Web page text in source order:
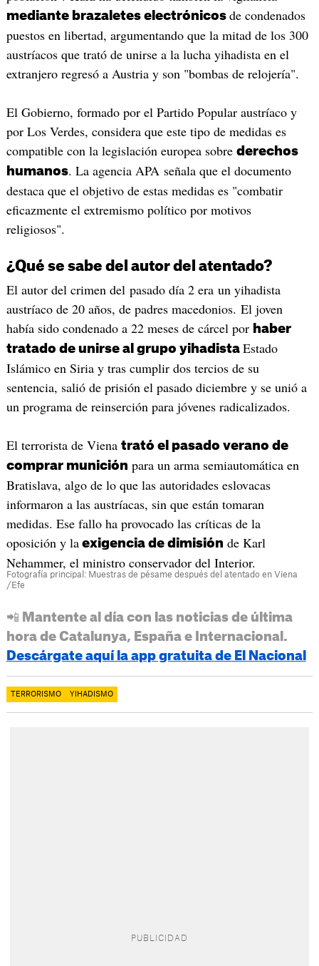
mediante brazaletes electrónicos de condenados
puestos en libertad, argumentando que la mitad de los 300
austríacos que trató de unirse a la lucha yihadista en el
extranjero regresó a Austria y son "bombas de relojería".
El Gobierno, formado por el Partido Popular austríaco y
por Los Verdes, considera que este tipo de medidas es
compatible con la legislación europea sobre derechos
humanos. La agencia APA señala que el documento
destaca que el objetivo de estas medidas es "combatir
eficazmente el extremismo político por motivos
religiosos".
¿Qué se sabe del autor del atentado?
El autor del crimen del pasado día 2 era un yihadista
austríaco de 20 años, de padres macedonios. El joven
había sido condenado a 22 meses de cárcel por haber
tratado de unirse al grupo yihadista Estado
Islámico en Siria y tras cumplir dos tercios de su
sentencia, salió de prisión el pasado diciembre y se unió a
un programa de reinserción para jóvenes radicalizados.
El terrorista de Viena trató el pasado verano de
comprar munición para un arma semiautomática en
Bratislava, algo de lo que las autoridades eslovacas
informaron a las austríacas, sin que están tomaran
medidas. Ese fallo ha provocado las críticas de la
oposición y laexigencia de dimisión de Karl
Nehammer, el ministro conservador del Interior.
Fotografía principal: Muestras de pésame después del atentado en Viena
/Efe
📲 Mantente al día con las noticias de última
hora de Catalunya, España e Internacional.
Descárgate aquí la app gratuita de El Nacional
TERRORISMO YIHADISMO